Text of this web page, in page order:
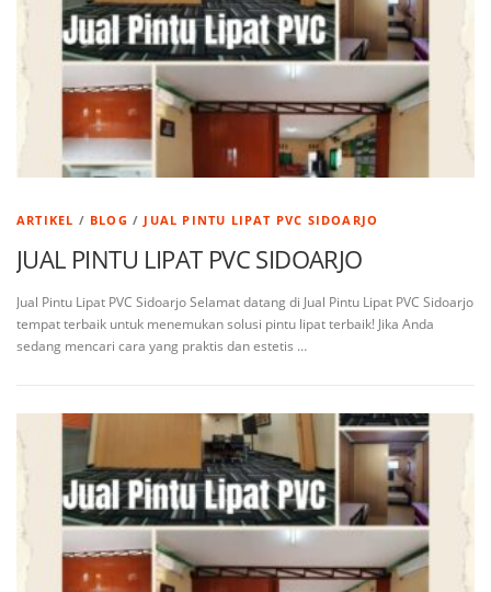
ARTIKEL / BLOG / JUAL PINTU LIPAT PVC SIDOARJO
JUAL PINTU LIPAT PVC SIDOARJO
Jual Pintu Lipat PVC Sidoarjo Selamat datang di Jual Pintu Lipat PVC Sidoarjo
tempat terbaik untuk menemukan solusi pintu lipat terbaik! Jika Anda
sedang mencari cara yang praktis dan estetis …